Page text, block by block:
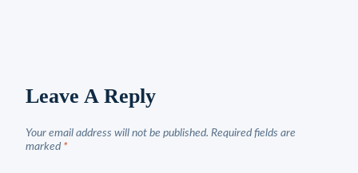
Leave A Reply
Your email address will not be published. Required fields are
marked *